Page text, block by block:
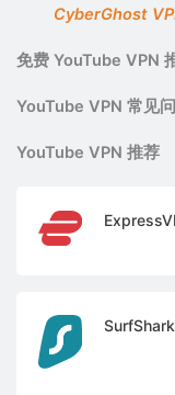
CyberGhost
免费 YouTube VPN
YouTube VPN 常见
YouTube VPN 推荐
SurfShark